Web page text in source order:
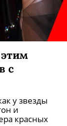
этим
с
у звезды
и
красных